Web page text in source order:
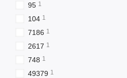
95 1
104 1
7186 1
2617 1
748 1
49379 1